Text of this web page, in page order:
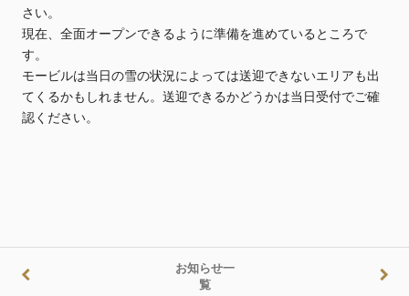
さい。
現在、全面オープンできるように準備を進めているところで
す。
モービルは当日の雪の状況によっては送迎できないエリアも出
てくるかもしれません。送迎できるかどうかは当日受付でご確
認ください。
お知らせ一
覧